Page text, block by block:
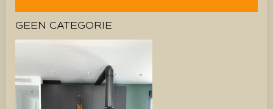
GEEN CATEGORIE